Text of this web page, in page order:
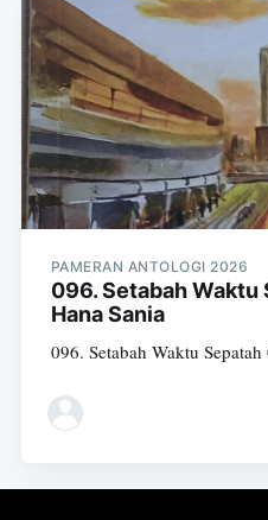
PAMERAN ANTOLOGI 2026
096. Setabah Waktu
Hana Sania
096. Setabah Waktu